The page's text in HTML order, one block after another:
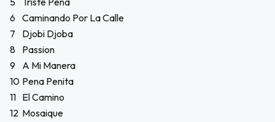
JUGAR
6 Caminando Por La Calle
7
Djobi Djoba
8 Passion
9
A Mi Manera
10 Pena Penita
11 El Camino
12 Mosaique